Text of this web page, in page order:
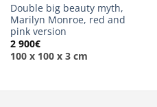
Double big beauty myth,
Marilyn Monroe, red and
pink version
2 900€
100 x 100 x 3 cm